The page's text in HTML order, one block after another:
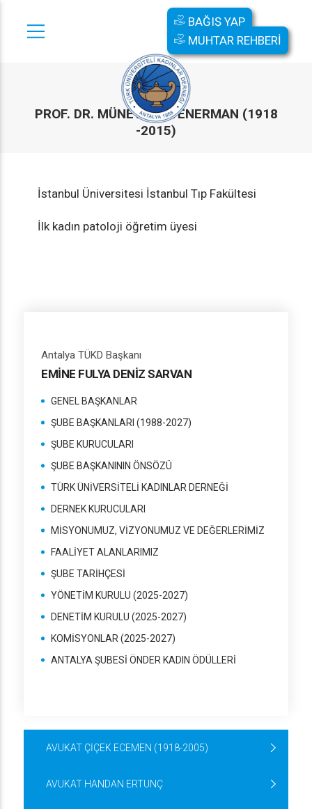
BAĞIŞ YAP
MUHTAR REHBERİ
PROF. DR. MÜNEVVER YENERMAN (1918
-2015)
İstanbul Üniversitesi İstanbul Tıp Fakültesi
İlk kadın patoloji öğretim üyesi
Antalya TÜKD Başkanı
EMİNE FULYA DENİZ SARVAN
GENEL BAŞKANLAR
ŞUBE BAŞKANLARI (1988-2027)
ŞUBE KURUCULARI
ŞUBE BAŞKANININ ÖNSÖZÜ
TÜRK ÜNİVERSİTELİ KADINLAR DERNEĞİ
DERNEK KURUCULARI
MİSYONUMUZ, VİZYONUMUZ VE DEĞERLERİMİZ
FAALİYET ALANLARIMIZ
ŞUBE TARİHÇESİ
YÖNETİM KURULU (2025-2027)
DENETİM KURULU (2025-2027)
KOMİSYONLAR (2025-2027)
ANTALYA ŞUBESİ ÖNDER KADIN ÖDÜLLERİ
AVUKAT ÇİÇEK ECEMEN (1918-2005)
AVUKAT HANDAN ERTUNÇ